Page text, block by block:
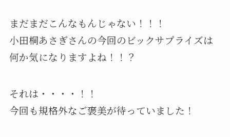
まだまだこんなもんじゃない！！！
小田桐あさぎさんの今回のビックサプライズは
何か気になりますよね！！？
それは・・・・！！
今回も規格外なご褒美が待っていました！